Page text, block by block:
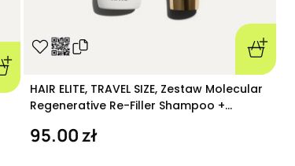
HAIR ELITE, TRAVEL SIZE, Zestaw Molecular
Regenerative Re-Filler Shampoo +
ml
95.00 zł